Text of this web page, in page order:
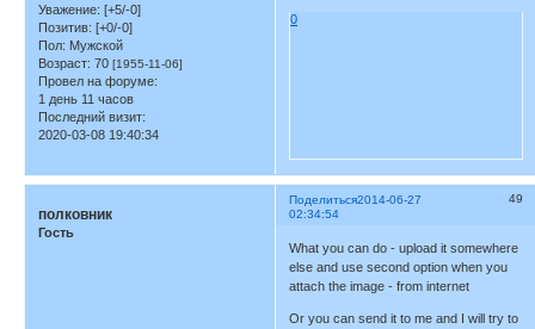
Уважение: [+5/-0]
Позитив: [+0/-0]
Пол: Мужской
Возраст: 70 [1955-11-06]
Провел на форуме:
1 день 11 часов
Последний визит:
2020-03-08 19:40:34
0
Поделиться 49
2014-06-27
02:34:54
полковник
Гость
What you can do - upload it somewhere
else and use second option when you
attach the image - from internet
Or you can send it to me and I will try to